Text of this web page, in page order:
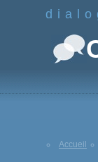
Accueil